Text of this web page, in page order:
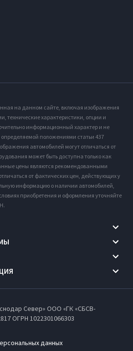
на данном сайте, включая изображения
технические характеристики, опции и
информационный характер и не
положениями статьи 437
автомобилей могут отличаться от
может быть доступна только как
цены являются рекомендованными
от фактических цен, действующих у
информацию о наличии автомобилей,
приобретения и оформления уточняйте
Север» ООО «ГК «СБСВ-
ОГРН 1022301066303
данных